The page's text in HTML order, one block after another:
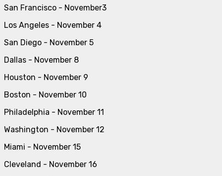
San Francisco - November3
Los Angeles - November 4
San Diego - November 5
Dallas - November 8
Houston - November 9
Boston - November 10
Philadelphia - November 11
Washington - November 12
Miami - November 15
Cleveland - November 16